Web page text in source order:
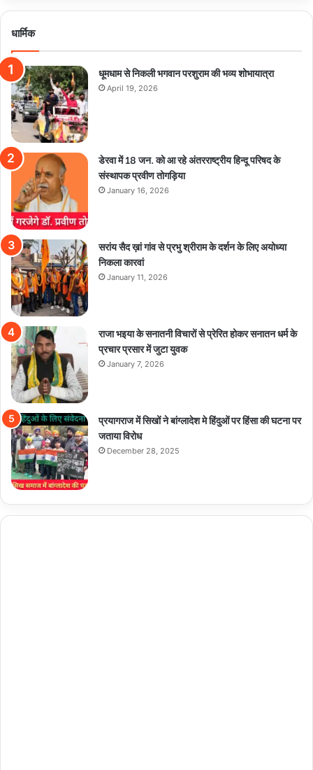
धार्मिक
धूमधाम से निकली भगवान परशुराम की भव्य शोभायात्रा
April 19, 2026
डेरवा में 18 जन. को आ रहे अंतरराष्ट्रीय हिन्दू परिषद के
संस्थापक प्रवीण तोगड़िया
January 16, 2026
सरांय सैद ख़ां गांव से प्रभु श्रीराम के दर्शन के लिए अयोध्या
निकला कारवां
January 11, 2026
राजा भइया के सनातनी विचारों से प्रेरित होकर सनातन धर्म के
प्रचार प्रसार में जुटा युवक
January 7, 2026
प्रयागराज में सिखों ने बांग्लादेश मे हिंदुओं पर हिंसा की घटना पर
जताया विरोध
December 28, 2025